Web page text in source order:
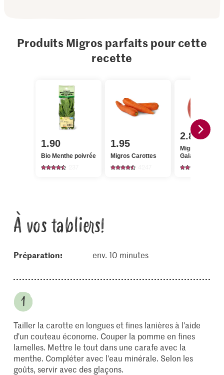
Produits Migros parfaits pour cette
recette
1.90
Bio Menthe poivrée
1.95
Migros Carottes
2.80
Migros
Gala
À vos tabliers!
Préparation: env. 10 minutes
Tailler la carotte en longues et fines lanières à l'aide
d'un couteau économe. Couper la pomme en fines
lamelles. Mettre le tout dans une carafe avec la
menthe. Compléter avec l'eau minérale. Selon les
goûts, servir avec des glaçons.